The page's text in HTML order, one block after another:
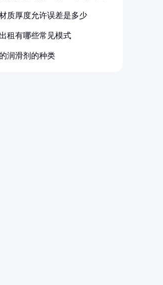
质厚度允许误差是多少
租有哪些常见模式
润滑剂的种类